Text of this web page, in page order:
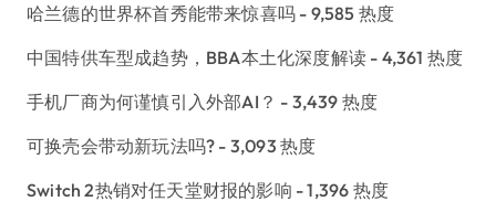
哈兰德的世界杯首秀能带来惊喜吗 - 9,585 热度
中国特供车型成趋势，BBA本土化深度解读 - 4,361 热度
手机厂商为何谨慎引入外部AI？ - 3,439 热度
可换壳会带动新玩法吗? - 3,093 热度
Switch 2热销对任天堂财报的影响 - 1,396 热度